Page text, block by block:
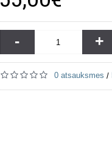
- +
0 atsauksmes /